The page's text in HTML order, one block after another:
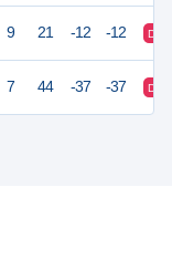
9 21 -12 -12 D
7 44 -37 -37 D